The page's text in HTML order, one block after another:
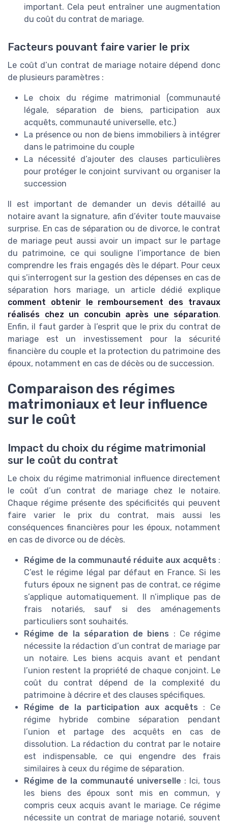
important. Cela peut entraîner une augmentation
du coût du contrat de mariage.
Facteurs pouvant faire varier le prix
Le coût d’un contrat de mariage notaire dépend donc
de plusieurs paramètres :
Le choix du régime matrimonial (communauté
légale, séparation de biens, participation aux
acquêts, communauté universelle, etc.)
La présence ou non de biens immobiliers à intégrer
dans le patrimoine du couple
La nécessité d’ajouter des clauses particulières
pour protéger le conjoint survivant ou organiser la
succession
Il est important de demander un devis détaillé au
notaire avant la signature, afin d’éviter toute mauvaise
surprise. En cas de séparation ou de divorce, le contrat
de mariage peut aussi avoir un impact sur le partage
du patrimoine, ce qui souligne l’importance de bien
comprendre les frais engagés dès le départ. Pour ceux
qui s’interrogent sur la gestion des dépenses en cas de
séparation hors mariage, un article dédié explique
comment obtenir le remboursement des travaux
réalisés chez un concubin après une séparation.
Enfin, il faut garder à l’esprit que le prix du contrat de
mariage est un investissement pour la sécurité
financière du couple et la protection du patrimoine des
époux, notamment en cas de décès ou de succession.
Comparaison des régimes
matrimoniaux et leur influence
sur le coût
Impact du choix du régime matrimonial
sur le coût du contrat
Le choix du régime matrimonial influence directement
le coût d’un contrat de mariage chez le notaire.
Chaque régime présente des spécificités qui peuvent
faire varier le prix du contrat, mais aussi les
conséquences financières pour les époux, notamment
en cas de divorce ou de décès.
Régime de la communauté réduite aux acquêts :
C’est le régime légal par défaut en France. Si les
futurs époux ne signent pas de contrat, ce régime
s’applique automatiquement. Il n’implique pas de
frais notariés, sauf si des aménagements
particuliers sont souhaités.
Régime de la séparation de biens : Ce régime
nécessite la rédaction d’un contrat de mariage par
un notaire. Les biens acquis avant et pendant
l’union restent la propriété de chaque conjoint. Le
coût du contrat dépend de la complexité du
patrimoine à décrire et des clauses spécifiques.
Régime de la participation aux acquêts : Ce
régime hybride combine séparation pendant
l’union et partage des acquêts en cas de
dissolution. La rédaction du contrat par le notaire
est indispensable, ce qui engendre des frais
similaires à ceux du régime de séparation.
Régime de la communauté universelle : Ici, tous
les biens des époux sont mis en commun, y
compris ceux acquis avant le mariage. Ce régime
nécessite un contrat de mariage notarié, souvent